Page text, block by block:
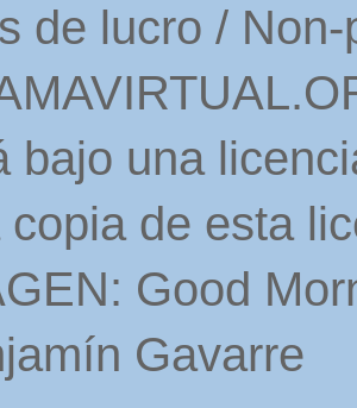
de lucro /
bajo una
copia de esta
Good
Gavarre